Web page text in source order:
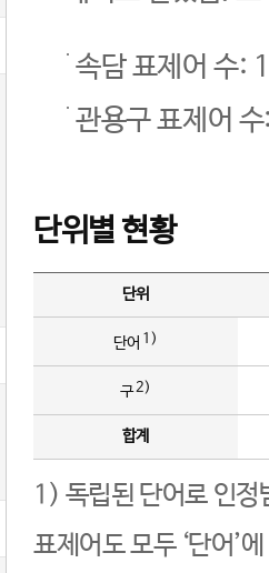
속담 표제어 수:
관용구 표제어
단위별 현황
단위
단어 1)
구2)
합계
1) 독립된 단어로 인정
표제어도 모두 ‘단어’